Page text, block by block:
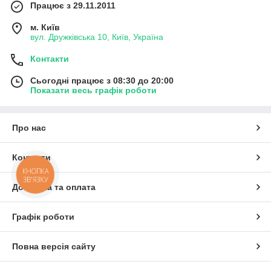
Працює з 29.11.2011
м. Київ
вул. Дружківська 10, Київ, Україна
Контакти
Сьогодні працює з 08:30 до 20:00
Показати весь графік роботи
Про нас
Контакти
Доставка та оплата
Графік роботи
Повна версія сайту
КНОПКА
ЗВ'ЯЗКУ